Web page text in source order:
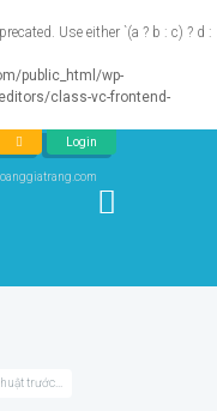
Use either `(a ? b : c) ? d :
public_html/wp-
class-vc-frontend-
Login
trước...